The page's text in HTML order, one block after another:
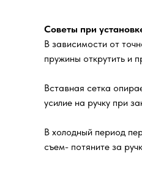
Советы при
В зависимости от
пружины открутить и
Вставная сетка
усилие на ручку при
В холодный период
съем- потяните за